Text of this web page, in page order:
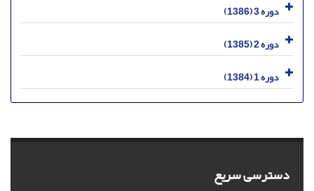
دوره 3 (1386)
دوره 2 (1385)
دوره 1 (1384)
دسترسی سریع